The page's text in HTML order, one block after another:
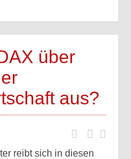
über
aus?
reibt sich in diesen